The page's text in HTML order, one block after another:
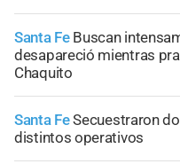
Santa Fe Buscan
desapareció mientras
Chaquito
Santa FeSecuestraron
distintos operativos